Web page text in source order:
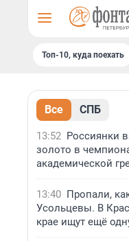
Топ-10, куда поехать
Все СПБ
13:52 Россиянки
золото в
академической
13:40 Пропали,
Усольцевы. В
крае ищут ещё